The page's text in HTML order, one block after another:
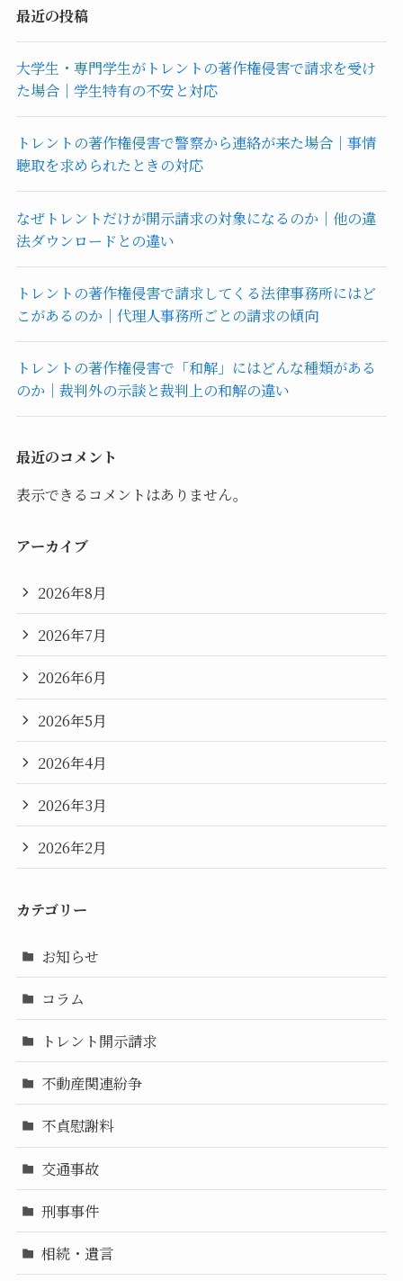
最近の投稿
大学生・専門学生がトレントの著作権侵害で請求を受け
た場合｜学生特有の不安と対応
トレントの著作権侵害で警察から連絡が来た場合｜事情
聴取を求められたときの対応
なぜトレントだけが開示請求の対象になるのか｜他の違
法ダウンロードとの違い
トレントの著作権侵害で請求してくる法律事務所にはど
こがあるのか｜代理人事務所ごとの請求の傾向
トレントの著作権侵害で「和解」にはどんな種類がある
のか｜裁判外の示談と裁判上の和解の違い
最近のコメント
表示できるコメントはありません。
アーカイブ
2026年8月
2026年7月
2026年6月
2026年5月
2026年4月
2026年3月
2026年2月
カテゴリー
お知らせ
コラム
トレント開示請求
不動産関連紛争
不貞慰謝料
交通事故
刑事事件
相続・遺言